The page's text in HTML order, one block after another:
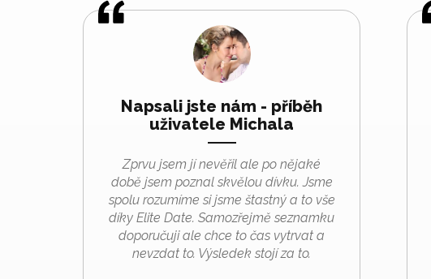
Napsali jste nám - příběh
uživatele Michala
Zprvu jsem jí nevěřil ale po nějaké
době jsem poznal skvělou dívku. Jsme
spolu rozumíme si jsme štastný a to vše
díky Elite Date. Samozřejmě seznamku
doporučuji ale chce to čas vytrvat a
nevzdat to. Výsledek stojí za to.